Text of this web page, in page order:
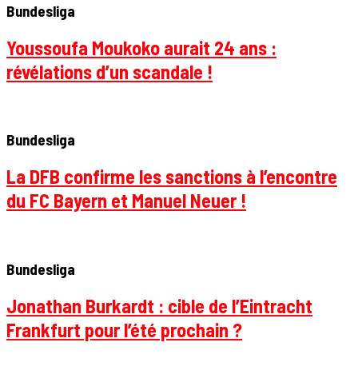
Bundesliga
Youssoufa Moukoko aurait 24 ans :
révélations d’un scandale !
Bundesliga
La DFB confirme les sanctions à l’encontre
du FC Bayern et Manuel Neuer !
Bundesliga
Jonathan Burkardt : cible de l’Eintracht
Frankfurt pour l’été prochain ?